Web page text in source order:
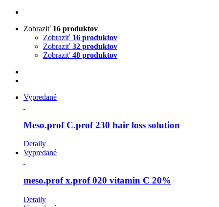
Zobraziť 16 produktov
Zobraziť 16 produktov
Zobraziť 32 produktov
Zobraziť 48 produktov
Vypredané
Meso.prof C.prof 230 hair loss solution
Detaily
Vypredané
meso.prof x.prof 020 vitamin C 20%
Detaily